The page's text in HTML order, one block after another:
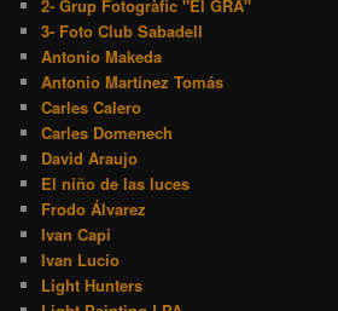
2- Grup Fotogràfic "El GRA"
3- Foto Club Sabadell
Antonio Makeda
Antonio Martínez Tomás
Carles Calero
Carles Domenech
David Araujo
El niño de las luces
Frodo Álvarez
Ivan Capi
Ivan Lucío
Light Hunters